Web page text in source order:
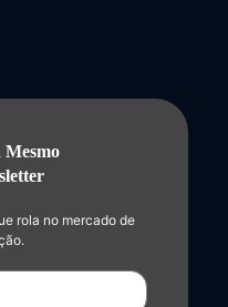
Mesmo
rola no mercado de